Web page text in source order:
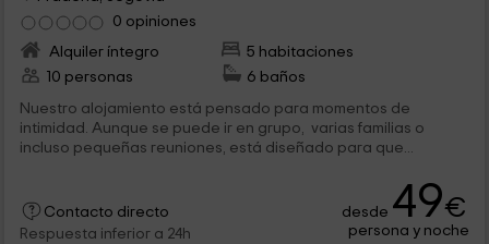
0 opiniones
Alquiler íntegro
5 habitaciones
10 personas
6 baños
Nuestro alojamiento está pensado para momentos de
intimidad. Aunque se puede ir en grupo, varias familias o
incluso pequeñas reuniones, está diseñado para que...
Contacto directo
Respuesta inferior a 24h
desde 49€
persona y noche